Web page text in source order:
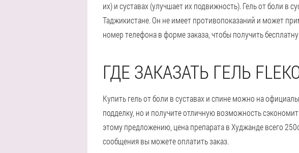
их) и суставах (улучшает их подвижность). Гель от боли в
Таджикистане. Он не имеет противопоказаний и может
номер телефона в форме заказа, чтобы получить
ГДЕ ЗАКАЗАТЬ ГЕЛЬ
Купить гель от боли в суставах и спине можно на
подделку, но и получите отличную возможность
этому предложению, цена препарата в Худжанде всего
сообщения вы можете оплатить заказ.